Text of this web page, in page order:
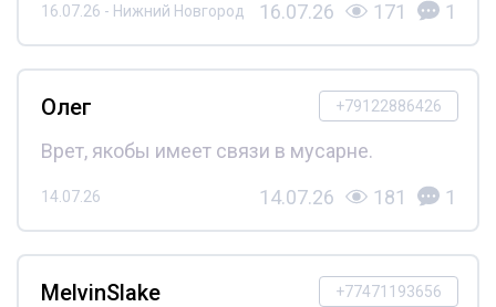
16.07.26 - Нижний Новгород 16.07.26 171 1
+79122886426
Олег
Врет, якобы имеет связи в мусарне.
14.07.26 14.07.26 181 1
+77471193656
MelvinSlake